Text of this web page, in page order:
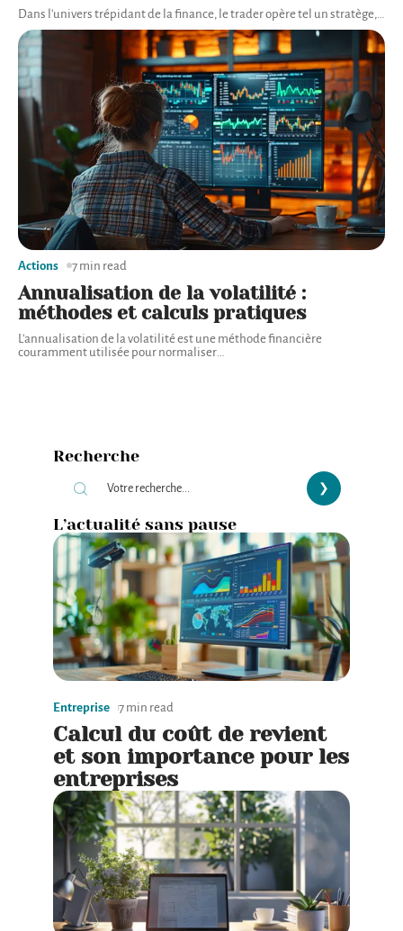
Dans l'univers trépidant de la finance, le trader opère tel un stratège,
Annualisation de la volatilité :
méthodes et calculs pratiques
L'annualisation de la volatilité est une méthode financière
couramment utilisée pour normaliser
Actions 7 min read
Recherche
L’actualité sans pause
Entreprise 7 min read
Calcul du coût de revient
et son importance pour les
entreprises